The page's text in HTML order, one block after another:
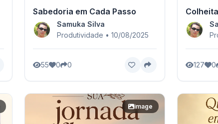
Sabedoria em Cada Passo
Samuka Silva
Produtividade • 10/08/2025
55 0 0 127 0
image